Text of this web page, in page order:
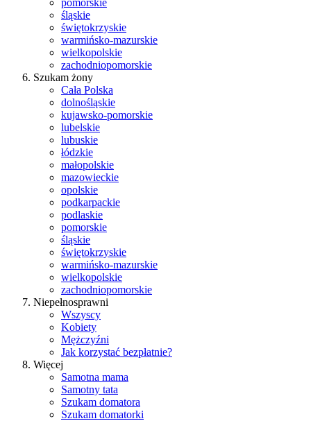
pomorskie
śląskie
świętokrzyskie
warmińsko-mazurskie
wielkopolskie
zachodniopomorskie
Szukam żony
Cała Polska
dolnośląskie
kujawsko-pomorskie
lubelskie
lubuskie
łódzkie
małopolskie
mazowieckie
opolskie
podkarpackie
podlaskie
pomorskie
śląskie
świętokrzyskie
warmińsko-mazurskie
wielkopolskie
zachodniopomorskie
Niepełnosprawni
Wszyscy
Kobiety
Mężczyźni
Jak korzystać bezpłatnie?
Więcej
Samotna mama
Samotny tata
Szukam domatora
Szukam domatorki